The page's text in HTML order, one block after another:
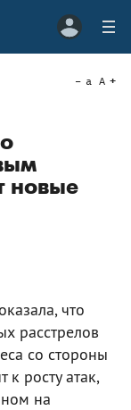
a A
новые
что
расстрелов
со стороны
к росту атак,
на